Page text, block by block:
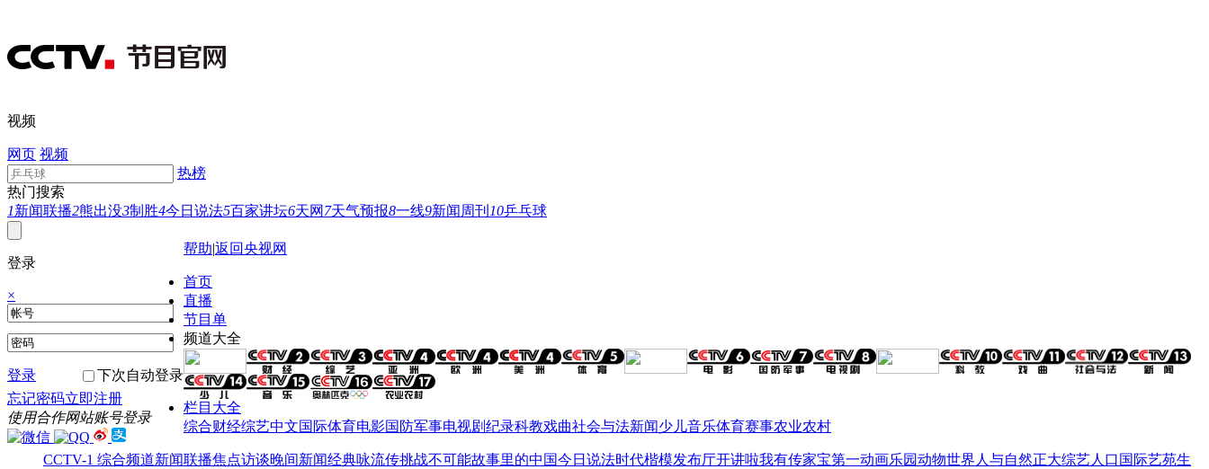
视频
网页 视频
热榜
热门搜索
1新闻联播2熊出没3制胜4今日说法5百家讲坛6天网 7天气预报8一线9新闻周刊 10乒乓球
登录
×
登录
下次自动登录
忘记密码立即注册
使用合作网站账号登录
帮助|返回央视网
首页
直播
节目单
频道大全
栏目大全
综合财经综艺中文国际体育电影国防军事电视剧纪录科教戏曲社会与法新闻少儿音乐体育赛事农业农村
CCTV-1 综合频道新闻联播焦点访谈晚间新闻经典咏流传挑战不可能故事里的中国今日说法时代楷模发布厅开讲啦我有传家宝第一动画乐园动物世界 人与自然正大综艺人口 国际艺苑生